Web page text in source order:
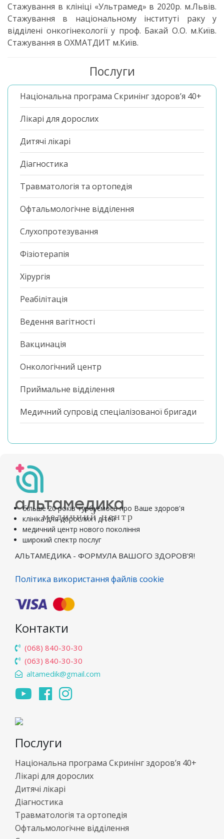
Стажування в клініці «Ультрамед» в 2020р. м.Львів.
Стажування в національному інституті раку у
відділені онкогінекології у проф. Бакай О.О. м.Київ.
Стажування в ОХМАТДИТ м.Київ.
Послуги
Національна програма Скринінг здоров’я 40+
Лікарі для дорослих
Дитячі лікарі
Діагностика
Травматологія та ортопедія
Офтальмологічне відділення
Слухопротезування
Фізіотерапія
Хірургія
Реабілітація
Ведення вагітності
Вакцинація
Онкологічний центр
Приймальне відділення
Медичний супровід спеціалізованої бригади
альтамедика
медичний центр
більше 20 років турбуємось про Ваше здоров'я
клініка для дорослих і дітей
медичний центр нового покоління
широкий спектр послуг
АЛЬТАМЕДИКА - ФОРМУЛА ВАШОГО ЗДОРОВ'Я!
Політика використання файлів cookie
Контакти
(068) 840-30-30
(063) 840-30-30
altamedik@gmail.com
Послуги
Національна програма Скринінг здоров’я 40+
Лікарі для дорослих
Дитячі лікарі
Діагностика
Травматологія та ортопедія
Офтальмологічне відділення